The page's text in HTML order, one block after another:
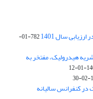
سال 1401
782-01-
هیدرولیک، مفتخر به
در کنفرانس سالیانه